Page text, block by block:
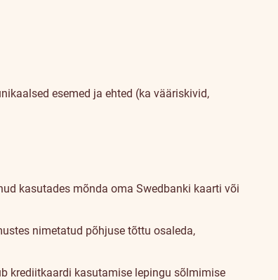
esemed ja ehted (ka vääriskivid,
kasutades mõnda oma Swedbanki kaarti või
nimetatud põhjuse tõttu osaleda,
krediitkaardi kasutamise lepingu sõlmimise